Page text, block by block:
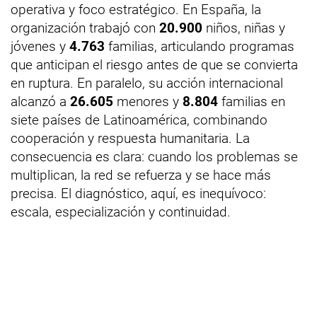
operativa y foco estratégico. En España, la
organización trabajó con 20.900 niños, niñas y
jóvenes y 4.763 familias, articulando programas
que anticipan el riesgo antes de que se convierta
en ruptura. En paralelo, su acción internacional
alcanzó a 26.605 menores y 8.804 familias en
siete países de Latinoamérica, combinando
cooperación y respuesta humanitaria. La
consecuencia es clara: cuando los problemas se
multiplican, la red se refuerza y se hace más
precisa. El diagnóstico, aquí, es inequívoco:
escala, especialización y continuidad.